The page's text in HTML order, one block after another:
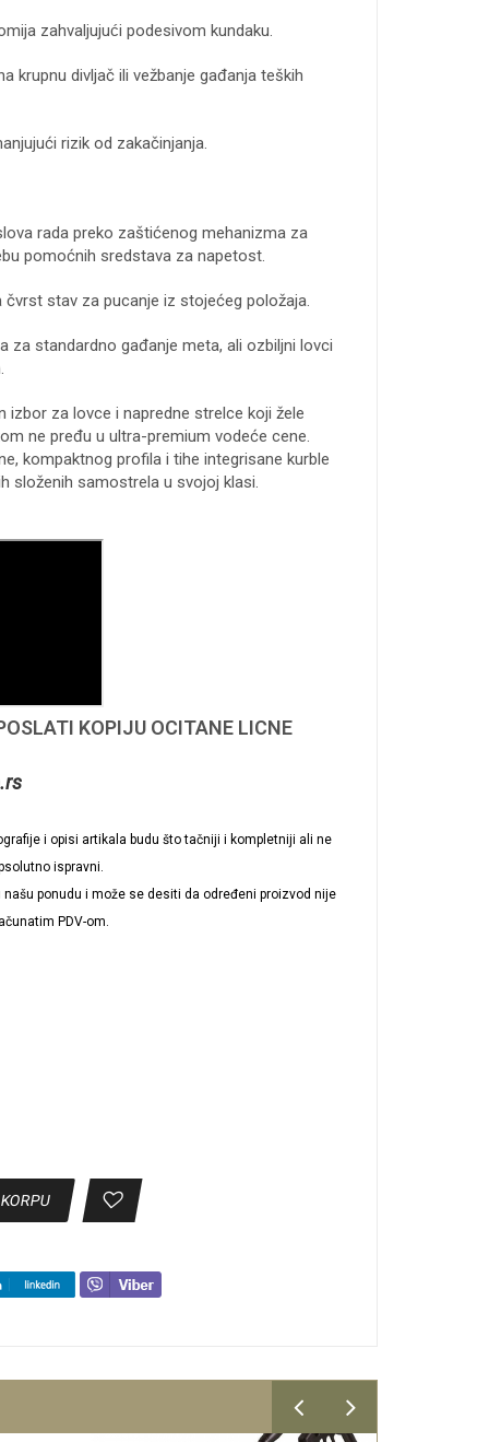
zahvaljujući podesivom kundaku.
krupnu divljač ili vežbanje gađanja teških
rizik od zakačinjanja.
rada preko zaštićenog mehanizma za
pomoćnih sredstava za napetost.
stav za pucanje iz stojećeg položaja.
za standardno gađanje meta, ali ozbiljni lovci
izbor za lovce i napredne strelce koji žele
ne pređu u ultra-premium vodeće cene.
kompaktnog profila i tihe integrisane kurble
složenih samostrela u svojoj klasi.
KOPIJU OCITANE LICNE
i opisi artikala budu što tačniji i kompletniji ali ne
ispravni.
ponudu i može se desiti da određeni proizvod nije
PDV-om.